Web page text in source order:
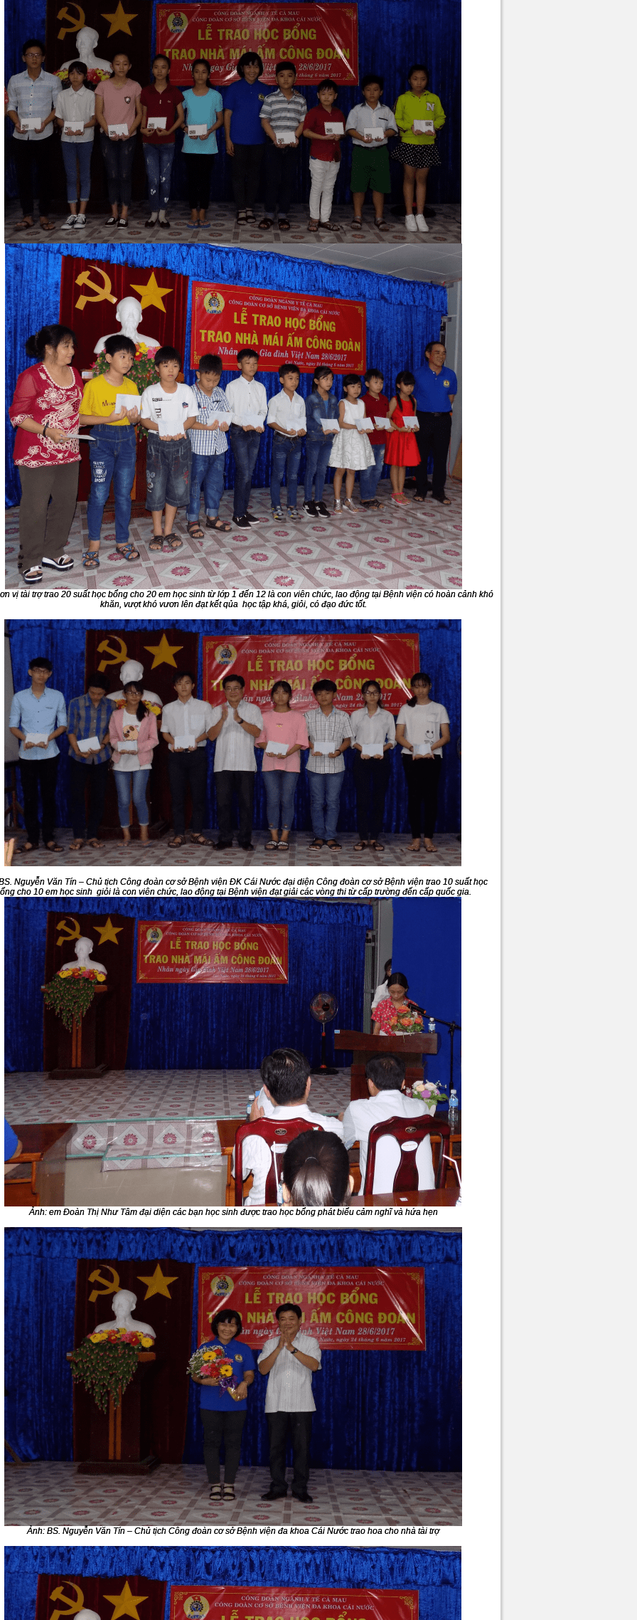
vị tài trợ trao 20 suất học bổng cho 20 em học sinh từ lớp 1 đến 12 là con viên chức, lao động tại Bệnh viện có hoàn cảnh khó
khăn, vượt khó vươn lên đạt kết qủa học tập khá, giỏi, có đạo đức tốt.
Nguyễn Văn Tín – Chủ tịch Công đoàn cơ sở Bệnh viện ĐK Cái Nước đại diện Công đoàn cơ sở Bệnh viện trao 10 suất học
cho 10 em học sinh giỏi là con viên chức, lao động tại Bệnh viện đạt giải các vòng thi từ cấp trường đến cấp quốc gia.
Ảnh: em Đoàn Thị Như Tâm đại diện các bạn học sinh được trao học bổng phát biểu cảm nghĩ và hứa hẹn
Ảnh: BS. Nguyễn Văn Tín – Chủ tịch Công đoàn cơ sở Bệnh viện đa khoa Cái Nước trao hoa cho nhà tài trợ